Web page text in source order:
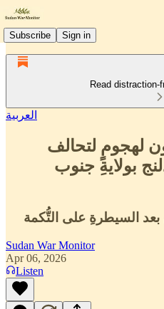
Subscribe Sign in
Read
العربية
لهجومٍ لتحالف
بولايةِ جنوب
بعد السيطرةِ على التُّكمة
Sudan War Monitor
Apr 06, 2026
Listen